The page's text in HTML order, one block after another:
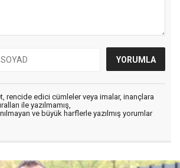
rencide edici cümleler veya imalar, inançlara
ile yazılmamış,
ve büyük harflerle yazılmış yorumlar